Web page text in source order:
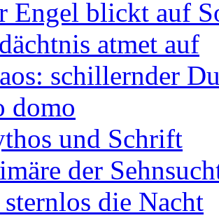
Engel blickt auf
atmet auf
schillernder
domo
und Schrift
der
die Nacht